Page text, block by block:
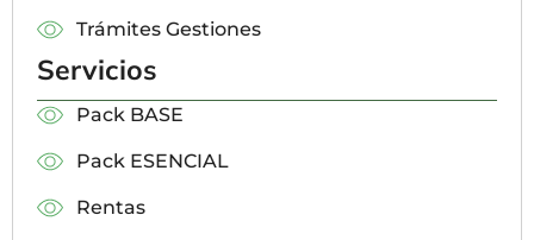
Trámites Gestiones
Servicios
Pack BASE
Pack ESENCIAL
Rentas